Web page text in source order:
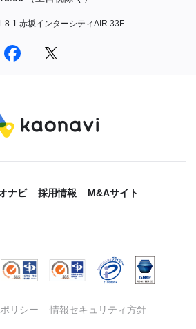
8-1 赤坂インターシティAIR 33F
ナビ 採用情報 M&Aサイト
リシー 情報セキュリティ方針